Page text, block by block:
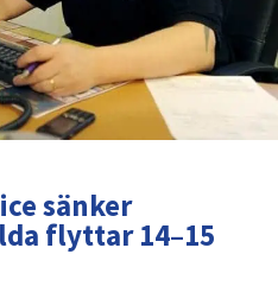
sänker
flyttar 14–15